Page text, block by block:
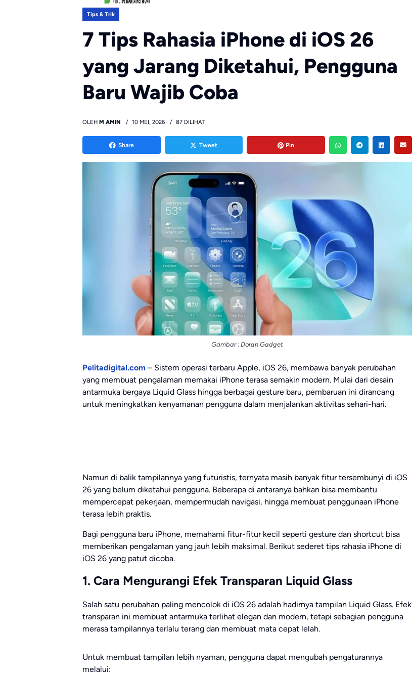
Tips & Trik
7 Tips Rahasia iPhone di iOS 26
yang Jarang Diketahui, Pengguna
Baru Wajib Coba
OLEH M AMIN 10 MEI, 2026 87 DILIHAT
Share Tweet Pin
Gambar : Doran Gadget
Pelitadigital.com – Sistem operasi terbaru Apple, iOS 26, membawa banyak perubahan
yang membuat pengalaman memakai iPhone terasa semakin modern. Mulai dari desain
antarmuka bergaya Liquid Glass hingga berbagai gesture baru, pembaruan ini dirancang
untuk meningkatkan kenyamanan pengguna dalam menjalankan aktivitas sehari-hari.
Namun di balik tampilannya yang futuristis, ternyata masih banyak fitur tersembunyi di iOS
26 yang belum diketahui pengguna. Beberapa di antaranya bahkan bisa membantu
mempercepat pekerjaan, mempermudah navigasi, hingga membuat penggunaan iPhone
terasa lebih praktis.
Bagi pengguna baru iPhone, memahami fitur-fitur kecil seperti gesture dan shortcut bisa
memberikan pengalaman yang jauh lebih maksimal. Berikut sederet tips rahasia iPhone di
iOS 26 yang patut dicoba.
1. Cara Mengurangi Efek Transparan Liquid Glass
Salah satu perubahan paling mencolok di iOS 26 adalah hadirnya tampilan Liquid Glass. Efek
transparan ini membuat antarmuka terlihat elegan dan modern, tetapi sebagian pengguna
merasa tampilannya terlalu terang dan membuat mata cepat lelah.
Untuk membuat tampilan lebih nyaman, pengguna dapat mengubah pengaturannya
melalui: